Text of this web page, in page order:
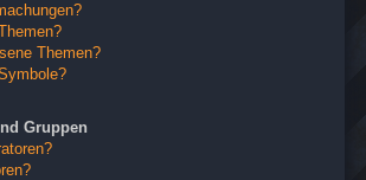
Themen?
Gruppen